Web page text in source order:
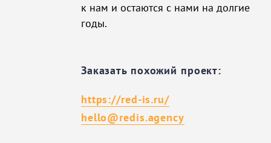
к нам и остаются с нами на долгие
годы.
Заказать похожий проект:
https://red-is.ru/
hello@redis.agency